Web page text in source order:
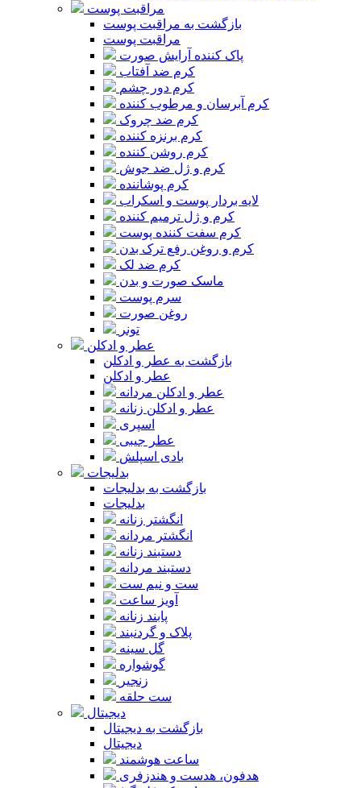
مراقبت پوست
بازگشت به مراقبت پوست
مراقبت پوست
پاک کننده آرایش صورت
کرم ضد آفتاب
کرم دور چشم
کرم آبرسان و مرطوب کننده
کرم ضد چروک
کرم برنزه کننده
کرم روشن کننده
کرم و ژل ضد جوش
کرم پوشاننده
لایه بردار پوست و اسکراب
کرم و ژل ترمیم کننده
کرم سفت کننده پوست
کرم و روغن رفع ترک بدن
کرم ضد لک
ماسک صورت و بدن
سرم پوست
روغن صورت
تونر
عطر و ادکلن
بازگشت به عطر و ادکلن
عطر و ادکلن
عطر و ادکلن مردانه
عطر و ادکلن زنانه
اسپری
عطر جیبی
بادی اسپلش
بدلیجات
بازگشت به بدلیجات
بدلیجات
انگشتر زنانه
انگشتر مردانه
دستبند زنانه
دستبند مردانه
ست و نیم ست
آویز ساعت
پابند زنانه
پلاک و گردنبند
گل سینه
گوشواره
زنجیر
ست حلقه
دیجیتال
بازگشت به دیجیتال
دیجیتال
ساعت هوشمند
هدفون، هدست و هندزفری